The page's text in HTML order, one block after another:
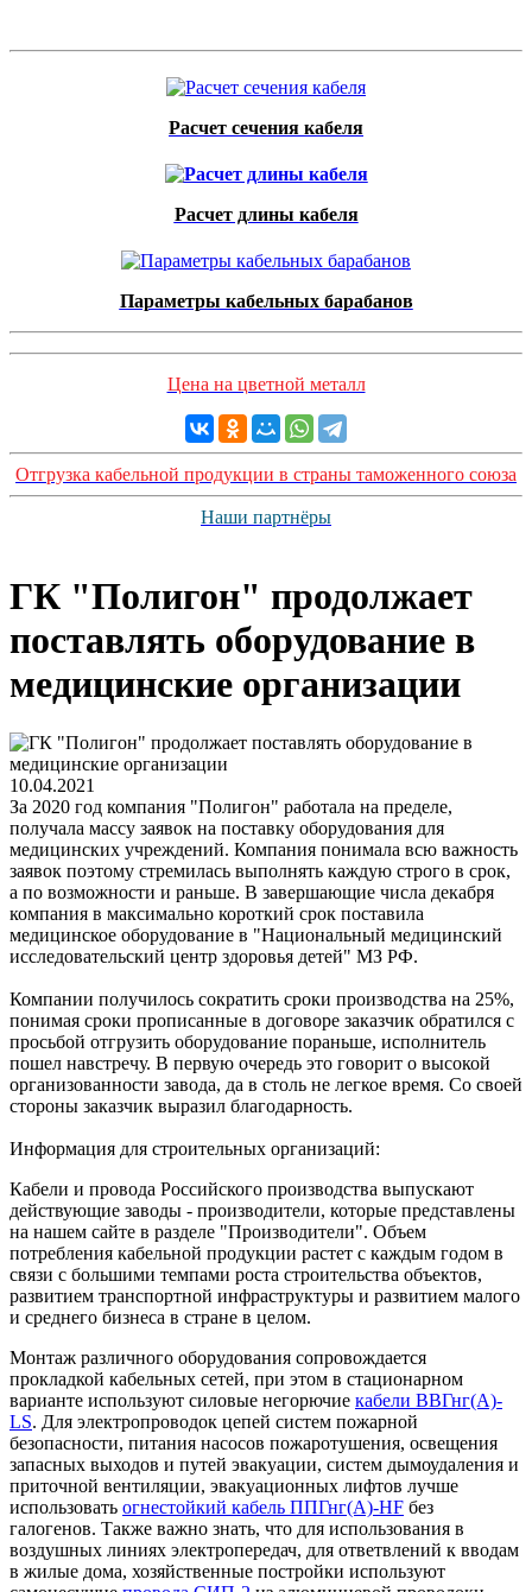
Расчет сечения кабеля
Расчет длины кабеля
Параметры кабельных барабанов
Цена на цветной металл
Отгрузка кабельной продукции в страны таможенного союза
Наши партнёры
ГК "Полигон" продолжает
поставлять оборудование в
медицинские организации
10.04.2021
За 2020 год компания "Полигон" работала на пределе,
получала массу заявок на поставку оборудования для
медицинских учреждений. Компания понимала всю важность
заявок поэтому стремилась выполнять каждую строго в срок,
а по возможности и раньше. В завершающие числа декабря
компания в максимально короткий срок поставила
медицинское оборудование в "Национальный медицинский
исследовательский центр здоровья детей" МЗ РФ.
Компании получилось сократить сроки производства на 25%,
понимая сроки прописанные в договоре заказчик обратился с
просьбой отгрузить оборудование пораньше, исполнитель
пошел навстречу. В первую очередь это говорит о высокой
организованности завода, да в столь не легкое время. Со своей
стороны заказчик выразил благодарность.
Информация для строительных организаций:
Кабели и провода Российского производства выпускают
действующие заводы - производители, которые представлены
на нашем сайте в разделе "Производители". Объем
потребления кабельной продукции растет с каждым годом в
связи с большими темпами роста строительства объектов,
развитием транспортной инфраструктуры и развитием малого
и среднего бизнеса в стране в целом.
Монтаж различного оборудования сопровождается
прокладкой кабельных сетей, при этом в стационарном
варианте используют силовые негорючие кабели ВВГнг(А)-
LS. Для электропроводок цепей систем пожарной
безопасности, питания насосов пожаротушения, освещения
запасных выходов и путей эвакуации, систем дымоудаления и
приточной вентиляции, эвакуационных лифтов лучше
использовать огнестойкий кабель ППГнг(А)-HF без
галогенов. Также важно знать, что для использования в
воздушных линиях электропередач, для ответвлений к вводам
в жилые дома, хозяйственные постройки используют